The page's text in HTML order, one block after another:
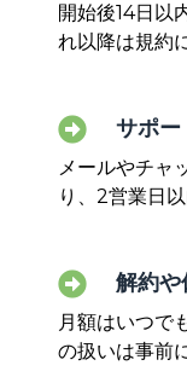
開始後14日以
れ以降は規約
サポー
メールやチャ
り、2営業日
解約や
月額はいつで
の扱いは事前